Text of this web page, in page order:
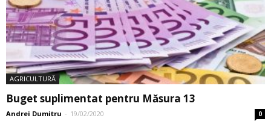
AGRICULTURĂ
Buget suplimentat pentru Măsura 13
Andrei Dumitru - 19/02/2020 0